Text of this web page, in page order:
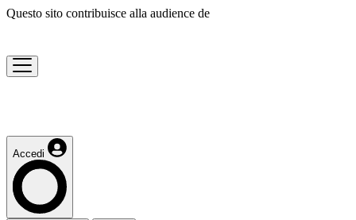
Questo sito contribuisce alla audience de
Accedi